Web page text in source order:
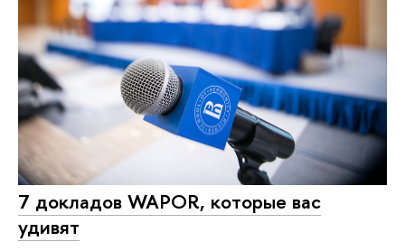
7 докладов WAPOR, которые вас
удивят